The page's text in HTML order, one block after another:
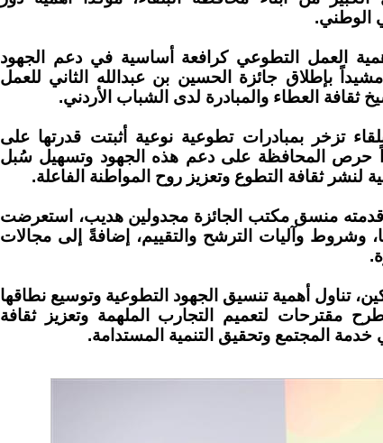
الوطني.
العمل التطوعي كرافعة أساسية في دعم الجهود
بإطلاق جائزة الحسين بن عبدالله الثاني للعمل
ثقافة العطاء والمبادرة لدى الشباب الأردني.
تزخر بمبادرات تطوعية نوعية أثبتت قدرتها على
حرص المحافظة على دعم هذه الجهود وتسهيل سُبل
لنشر ثقافة التطوع وتعزيز روح المواطنة الفاعلة.
قدمته منسق مكتب الجائزة مجدولين هديب، استعرضت
وشروط وآليات الترشح والتقييم، إضافةً إلى مجالات
تناول أهمية تنسيق الجهود التطوعية وتوسيع نطاقها
مقترحات لتعميم التجارب الملهمة وتعزيز ثقافة
المجتمع وتحقيق التنمية المستدامة.